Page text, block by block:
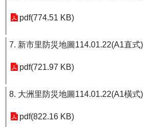
pdf(774.51 KB)
7. 新市里防災地圖114.01.22(A1直式
pdf(721.97 KB)
8. 大洲里防災地圖114.01.22(A1橫式
pdf(822.16 KB)